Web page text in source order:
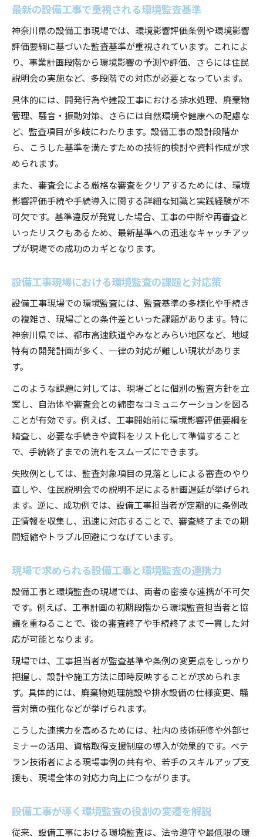
現場で重要な設備工事の環境配慮ポイント
設備工事が抱える環境負荷の課題と取り組み
設備工事現場で進む環境負荷評価の最新動向
現場で役立つ設備工事の省エネ・省資源対策
設備工事で目指す持続可能性と監査の役割
環境監査が推進する設備工事の長期的価値
設備工事現場で活かす持続可能な運営方法
持続可能な設備工事に必要な監査の着眼点
設備工事と環境監査の連携強化に向けて
最新の設備工事で重視される環境監査基準
神奈川県の設備工事現場では、環境影響評価条例や環境影響
評価要綱に基づいた監査基準が重視されています。これによ
り、事業計画段階から環境影響の予測や評価、さらには住民
説明会の実施など、多段階での対応が必要となっています。
具体的には、開発行為や建設工事における排水処理、廃棄物
管理、騒音・振動対策、さらには自然環境や健康への配慮な
ど、監査項目が多岐にわたります。設備工事の設計段階か
ら、こうした基準を満たすための技術的検討や資料作成が求
められます。
また、審査会による厳格な審査をクリアするためには、環境
影響評価手続や手続導入に関する詳細な知識と実践経験が不
可欠です。基準違反が発覚した場合、工事の中断や再審査と
いったリスクもあるため、最新基準への迅速なキャッチアッ
プが現場での成功のカギとなります。
設備工事現場における環境監査の課題と対応策
設備工事現場での環境監査には、監査基準の多様化や手続き
の複雑さ、現場ごとの条件差といった課題があります。特に
神奈川県では、都市高速鉄道やみなとみらい地区など、地域
特有の開発計画が多く、一律の対応が難しい現状がありま
す。
このような課題に対しては、現場ごとに個別の監査方針を立
案し、自治体や審査会との綿密なコミュニケーションを図る
ことが有効です。例えば、工事開始前に環境影響評価要綱を
精査し、必要な手続きや資料をリスト化して準備すること
で、手続終了までの流れをスムーズにできます。
失敗例としては、監査対象項目の見落としによる審査のやり
直しや、住民説明会での説明不足による計画遅延が挙げられ
ます。逆に、成功例では、設備工事担当者が定期的に条例改
正情報を収集し、迅速に対応することで、審査終了までの期
間短縮やトラブル回避につなげています。
現場で求められる設備工事と環境監査の連携力
設備工事と環境監査の現場では、両者の密接な連携が不可欠
です。例えば、工事計画の初期段階から環境監査担当者と協
議を重ねることで、後の審査終了や手続終了まで一貫した対
応が可能となります。
現場では、工事担当者が監査基準や条例の変更点をしっかり
把握し、設計や施工方法に即時反映することが求められま
す。具体的には、廃棄物処理施設や排水設備の仕様変更、騒
音対策の強化などが挙げられます。
こうした連携力を高めるためには、社内の技術研修や外部セ
ミナーの活用、資格取得支援制度の導入が効果的です。ベテ
ラン技術者による現場事例の共有や、若手のスキルアップ支
援も、現場全体の対応力向上につながります。
設備工事が導く環境監査の役割の変遷を解説
従来、設備工事における環境監査は、法令遵守や最低限の環